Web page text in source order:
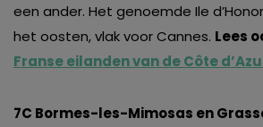
een ander. Het genoemde Ile
het oosten, vlak voor Cannes. Lees
Franse eilanden van de Côte
7C Bormes-les-Mimosas en